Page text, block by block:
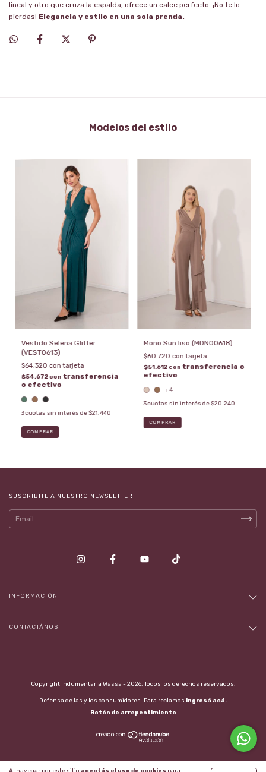
lineal y otro que cruza la espalda, ofrece un calce perfecto. ¡No te lo
pierdas! Elegancia y estilo en una sola prenda.
Modelos del estilo
Vestido Selena Glitter
(VEST0613)
$64.320
$54.672con
3cuotas sin interés de$21.440
COMPRAR
Mono Sun liso (MONO0618)
$60.720
$51.612con
+4
3cuotas sin interés de$20.240
COMPRAR
SUSCRIBITE A NUESTRO NEWSLETTER
INFORMACIÓN
CONTACTÁNOS
Copyright Indumentaria Wassa - 2026. Todos los derechos reservados.
Defensa de las y los consumidores. Para reclamos ingresá acá.
Botón de arrepentimiento